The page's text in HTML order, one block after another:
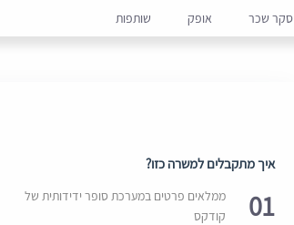
סקר שכר אופק שותפות
איך מתקבלים למשרה כזו?
01
ממלאים פרטים במערכת סופר ידידותית של
קודקס